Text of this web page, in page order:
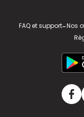
FAQ et support-Nos